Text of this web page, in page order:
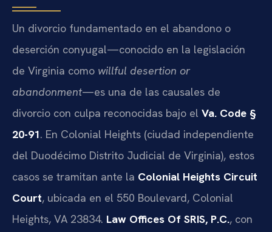
Un divorcio fundamentado en el abandono o
deserción conyugal—conocido en la legislación
de Virginia como willful desertion or
abandonment—es una de las causales de
divorcio con culpa reconocidas bajo el Va. Code §
20-91. En Colonial Heights (ciudad independiente
del Duodécimo Distrito Judicial de Virginia), estos
casos se tramitan ante la Colonial Heights Circuit
Court, ubicada en el 550 Boulevard, Colonial
Heights, VA 23834. Law Offices Of SRIS, P.C., con